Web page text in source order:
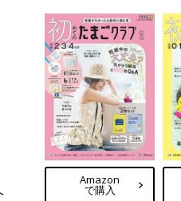
Amazon
で購入